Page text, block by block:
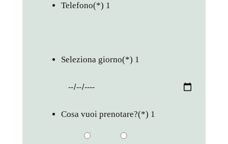
Telefono(*) 1
Seleziona giorno(*) 1
Cosa vuoi prenotare?(*) 1